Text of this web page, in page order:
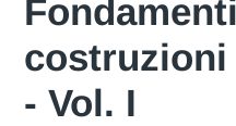
costruzioni
- Vol. I